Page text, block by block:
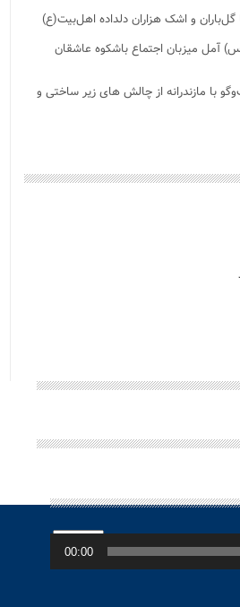
و اشک هزاران دلداده اهل‌بیت(ع)
آمل میزبان اجتماع باشکوه عاشقان
با مازندرانه از چالش های زیر ساختی و
00:00